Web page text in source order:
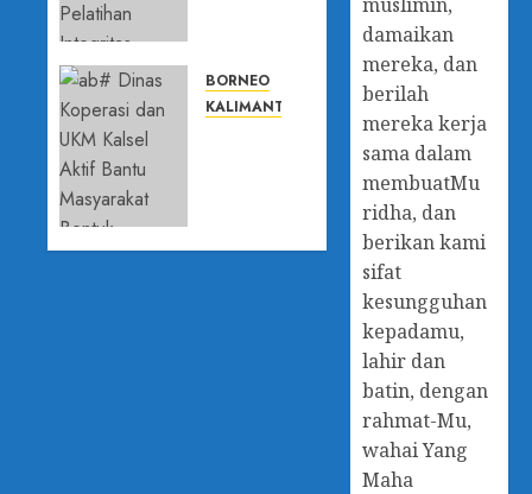
Pelatihan
Integritas,
BORNEO
KALIMANTAN SELATAN
damaikan
mereka, dan
berilah
mereka kerja
sama dalam
membuatMu
ridha, dan
berikan kami
sifat
kesungguhan
kepadamu,
lahir dan
batin, dengan
rahmat-Mu,
wahai Yang
Maha